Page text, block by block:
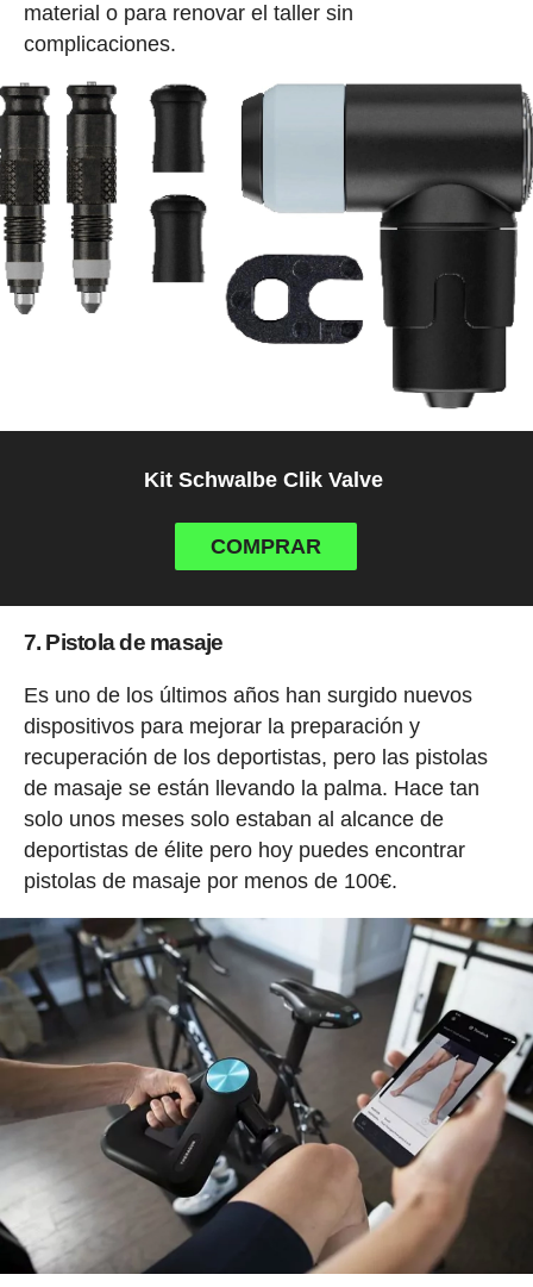
material o para renovar el taller sin
complicaciones.
Kit Schwalbe Clik Valve
COMPRAR
7. Pistola de masaje
Es uno de los últimos años han surgido nuevos
dispositivos para mejorar la preparación y
recuperación de los deportistas, pero las pistolas
de masaje se están llevando la palma. Hace tan
solo unos meses solo estaban al alcance de
deportistas de élite pero hoy puedes encontrar
pistolas de masaje por menos de 100€.